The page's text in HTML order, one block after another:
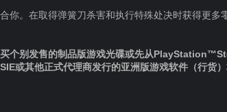
你。在取得弹簧刀杀害和执行特殊处决时获得更
个别发售的制品版游戏光碟或先从
或其他正式代理商发行的亚洲版游戏软件（行货